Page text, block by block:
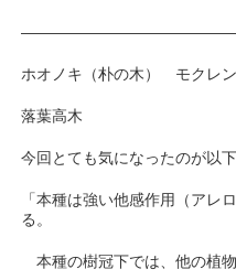
ホオノキ（朴の木） モクレ
落葉高木
今回とても気になったのが以下
「本種は強い他感作用（アレ
る。
本種の樹冠下では、他の植